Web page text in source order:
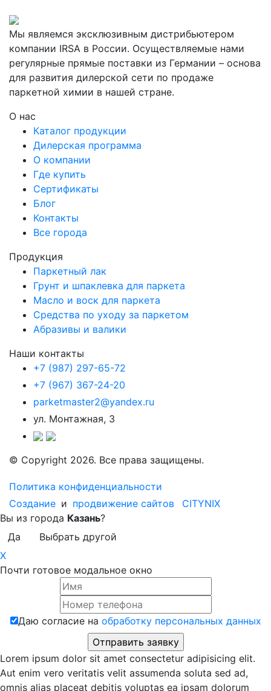
Мы являемся эксклюзивным дистрибьютером
компании IRSA в России. Осуществляемые нами
регулярные прямые поставки из Германии – основа
для развития дилерской сети по продаже
паркетной химии в нашей стране.
О нас
Каталог продукции
Дилерская программа
О компании
Где купить
Сертификаты
Блог
Контакты
Все города
Продукция
Паркетный лак
Грунт и шпаклевка для паркета
Масло и воск для паркета
Средства по уходу за паркетом
Абразивы и валики
Наши контакты
+7 (987) 297-65-72
+7 (967) 367-24-20
parketmaster2@yandex.ru
ул. Монтажная, 3
© Copyright 2026. Все права защищены.
Политика конфиденциальности
Создание и продвижение сайтов
CITYNIX
Вы из города Казань?
Да
Выбрать другой
X
Почти готовое модальное окно
Даю согласие на обработку персональных данных
Lorem ipsum dolor sit amet consectetur adipisicing elit.
Aut enim vero veritatis velit assumenda soluta sed ad,
omnis alias placeat debitis voluptas ea ipsam dolorum